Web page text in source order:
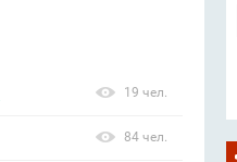
19 чел.
84 чел.